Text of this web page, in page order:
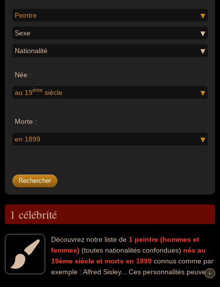
Peintre
Sexe
Nationalité
Née :
au 19ème siècle
Morte :
en 1899
1 célébrité
Découvrez notre liste de 1 peintre (hommes et
femmes) (toutes nationalités confondues) nés au
19ème siècle et morts en 1899 connus comme par
exemple : Alfred Sisley... Ces personnalités peuvent
+
+